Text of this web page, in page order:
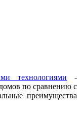
технологиями -
по сравнению с
преимущества